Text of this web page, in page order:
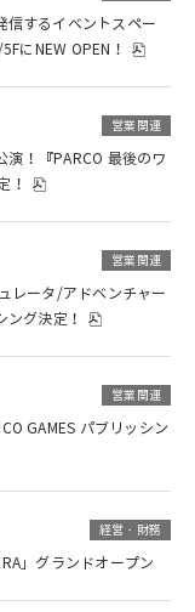
するイベントスペー
にNEW OPEN！
営業関連
！『PARCO 最後のワ
！
営業関連
レータ/アドベンチャー
ング決定！
営業関連
GAMES パブリッシン
経営・財務
」グランドオープン